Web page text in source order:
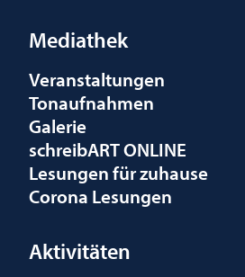
Mediathek
Veranstaltungen
Tonaufnahmen
Galerie
schreibART ONLINE
Lesungen für zuhause
Corona Lesungen
Aktivitäten